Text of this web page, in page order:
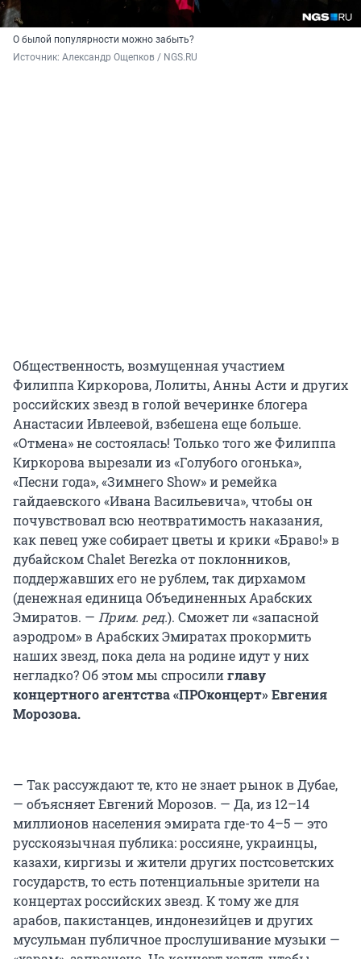
О былой популярности можно забыть?
Источник: Александр Ощепков / NGS.RU
Общественность, возмущенная участием
Филиппа Киркорова, Лолиты, Анны Асти и других
российских звезд в голой вечеринке блогера
Анастасии Ивлеевой, взбешена еще больше.
«Отмена» не состоялась! Только того же Филиппа
Киркорова вырезали из «Голубого огонька»,
«Песни года», «Зимнего Show» и ремейка
гайдаевского «Ивана Васильевича», чтобы он
почувствовал всю неотвратимость наказания,
как певец уже собирает цветы и крики «Браво!» в
дубайском Chalet Berezka от поклонников,
поддержавших его не рублем, так дирхамом
(денежная единица Объединенных Арабских
Эмиратов. — Прим. ред.). Сможет ли «запасной
аэродром» в Арабских Эмиратах прокормить
наших звезд, пока дела на родине идут у них
негладко? Об этом мы спросилиглаву
концертного агентства «ПРОконцерт» Евгения
Морозова.
— Так рассуждают те, кто не знает рынок в Дубае,
— объясняет Евгений Морозов. — Да, из 12–14
миллионов населения эмирата где-то 4–5 — это
русскоязычная публика: россияне, украинцы,
казахи, киргизы и жители других постсоветских
государств, то есть потенциальные зрители на
концертах российских звезд. К тому же для
арабов, пакистанцев, индонезийцев и других
мусульман публичное прослушивание музыки —